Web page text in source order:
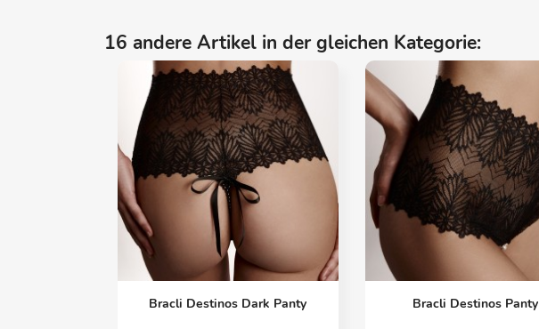
16 andere Artikel in der gleichen Kategorie:
Vorschau
Bracli Destinos Dark Panty Vorschau
Bracli Destinos Panty